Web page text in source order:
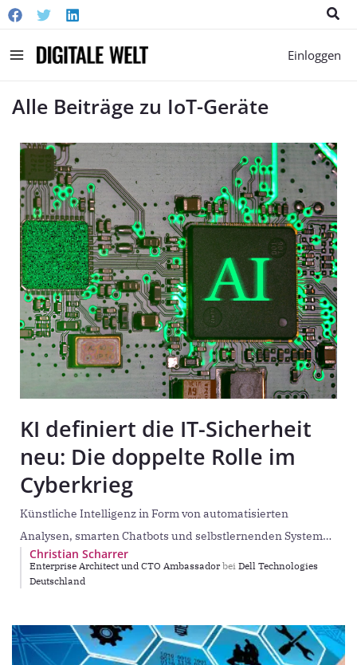
Main
Einloggen
Alle Beiträge zu IoT-Geräte
KI definiert die IT-Sicherheit
neu: Die doppelte Rolle im
Cyberkrieg
Künstliche Intelligenz in Form von automatisierten
Analysen, smarten Chatbots und selbstlernenden Systemen
steigert die Produktivität massiv, eröffnet gleichzeitig aber
auch ganz neue Möglichkeiten für
Christian Scharrer
Enterprise Architect und CTO Ambassador bei Dell Technologies
Deutschland